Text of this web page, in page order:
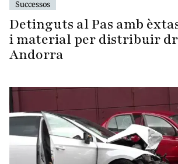
Successos
Detinguts al Pas amb
i material per distribuir
Andorra